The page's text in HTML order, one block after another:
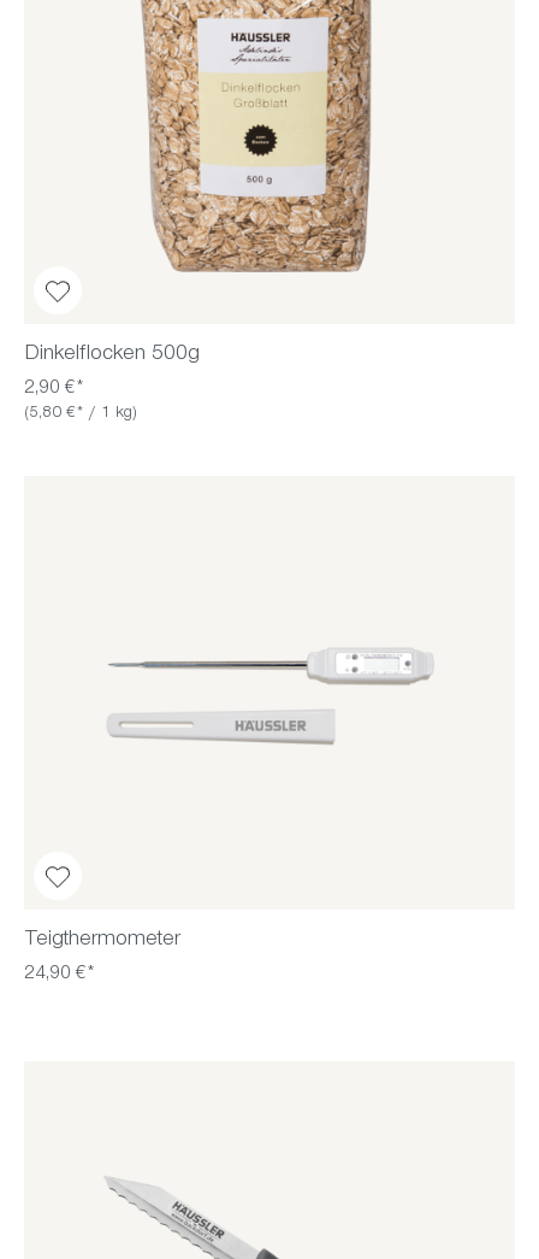
Dinkelflocken 500g
2,90 €*
(5,80 €* / 1 kg)
Teigthermometer
24,90 €*